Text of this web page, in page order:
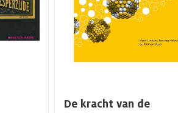
De kracht van de